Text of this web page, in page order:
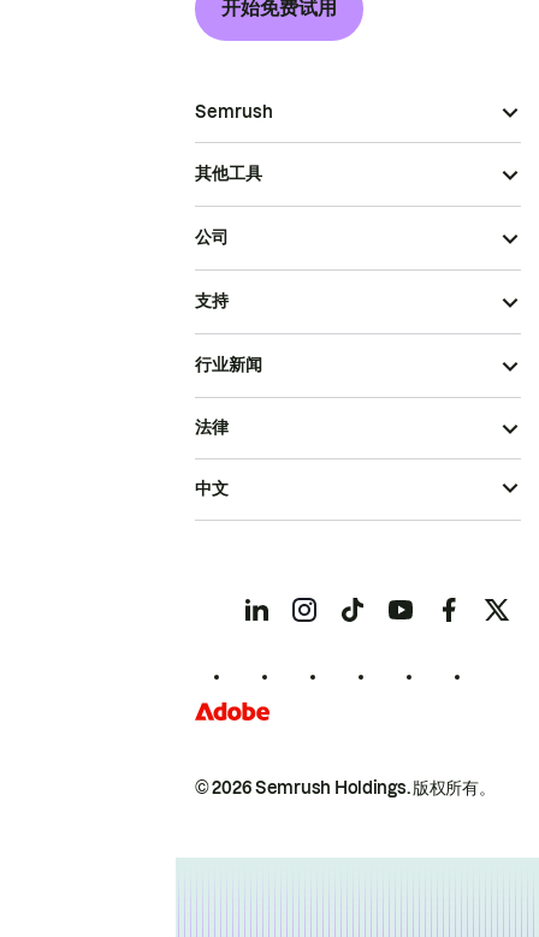
开始免费试用
Semrush
其他工具
公司
支持
行业新闻
© 2026 Semrush Holdings.版权所有。
法律
中文